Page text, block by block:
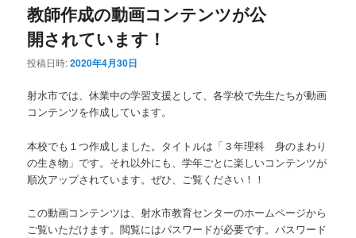
教師作成の動画コンテンツが公
開されています！
投稿日時:2020年4月30日
射水市では、休業中の学習支援として、各学校で先生たちが動画
コンテンツを作成しています。
本校でも１つ作成しました。タイトルは「３年理科 身のまわり
の生き物」です。それ以外にも、学年ごとに楽しいコンテンツが
順次アップされています。ぜひ、ご覧ください！！
この動画コンテンツは、射水市教育センターのホームページから
ご覧いただけます。閲覧にはパスワードが必要です。パスワード